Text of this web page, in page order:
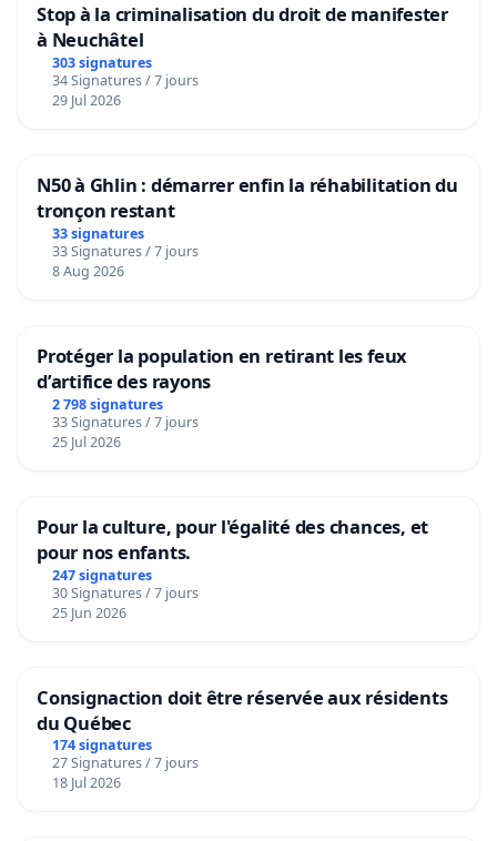
Stop à la criminalisation du droit de manifester
à Neuchâtel
303 signatures
34 Signatures / 7 jours
29 Jul 2026
N50 à Ghlin : démarrer enfin la réhabilitation du
tronçon restant
33 signatures
33 Signatures / 7 jours
8 Aug 2026
Protéger la population en retirant les feux
d’artifice des rayons
2 798 signatures
33 Signatures / 7 jours
25 Jul 2026
Pour la culture, pour l'égalité des chances, et
pour nos enfants.
247 signatures
30 Signatures / 7 jours
25 Jun 2026
Consignaction doit être réservée aux résidents
du Québec
174 signatures
27 Signatures / 7 jours
18 Jul 2026